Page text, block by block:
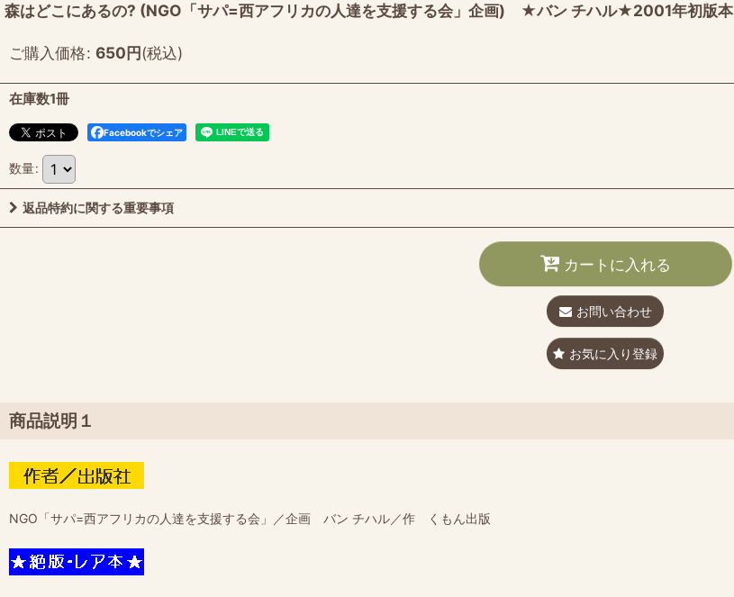
森はどこにあるの? (NGO「サパ=西アフリカの人達を支援する会」企画) ★バン チハル★2001年初版本
ご購入価格: 650円(税込)
在庫数1冊
Facebookでシェア
数量:
返品特約に関する重要事項
カートに入れる
お問い合わせ
お気に入り登録
商品説明１
NGO「サパ=西アフリカの人達を支援する会」／企画 バン チハル／作 くもん出版